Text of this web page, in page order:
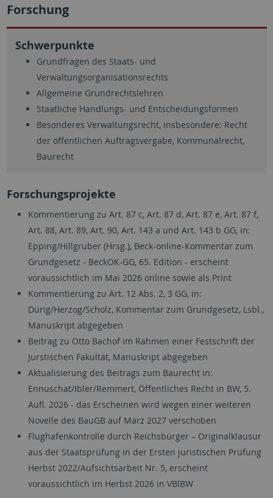
Forschung
Schwerpunkte
Grundfragen des Staats- und
Verwaltungsorganisationsrechts
Allgemeine Grundrechtslehren
Staatliche Handlungs- und Entscheidungsformen
Besonderes Verwaltungsrecht, insbesondere: Recht
der öffentlichen Auftragsvergabe, Kommunalrecht,
Baurecht
Forschungsprojekte
Kommentierung zu Art. 87 c, Art. 87 d, Art. 87 e, Art. 87 f,
Art. 88, Art. 89, Art. 90, Art. 143 a und Art. 143 b GG, in:
Epping/Hillgruber (Hrsg.), Beck-online-Kommentar zum
Grundgesetz - BeckOK-GG, 65. Edition - erscheint
voraussichtlich im Mai 2026 online sowie als Print
Kommentierung zu Art. 12 Abs. 2, 3 GG, in:
Dürig/Herzog/Scholz, Kommentar zum Grundgesetz, Lsbl.,
Manuskript abgegeben
Beitrag zu Otto Bachof im Rahmen einer Festschrift der
Jurstischen Fakultät, Manuskript abgegeben
Aktualisierung des Beitrags zum Baurecht in:
Ennuschat/Ibler/Remmert, Öffentliches Recht in BW, 5.
Aufl. 2026 - das Erscheinen wird wegen einer weiteren
Novelle des BauGB auf März 2027 verschoben
Flughafenkontrolle durch Reichsbürger – Originalklausur
aus der Staatsprüfung in der Ersten juristischen Prüfung
Herbst 2022/Aufsichtsarbeit Nr. 5, erscheint
voraussichtlich im Herbst 2026 in VBlBW